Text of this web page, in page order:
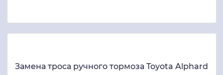
Замена троса ручного тормоза Toyota Alphard